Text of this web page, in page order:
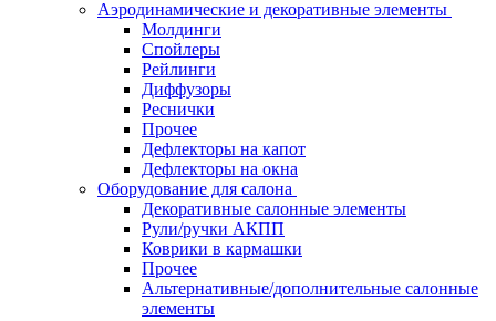
Аэродинамические и декоративные элементы
Молдинги
Спойлеры
Рейлинги
Диффузоры
Реснички
Прочее
Дефлекторы на капот
Дефлекторы на окна
Оборудование для салона
Декоративные салонные элементы
Рули/ручки АКПП
Коврики в кармашки
Прочее
Альтернативные/дополнительные салонные
элементы